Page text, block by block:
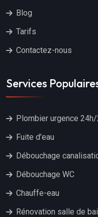
Blog
Tarifs
Contactez-nous
Services
Plombier urgence
Fuite d'eau
Débouchage
Débouchage WC
Chauffe-eau
Rénovation salle de